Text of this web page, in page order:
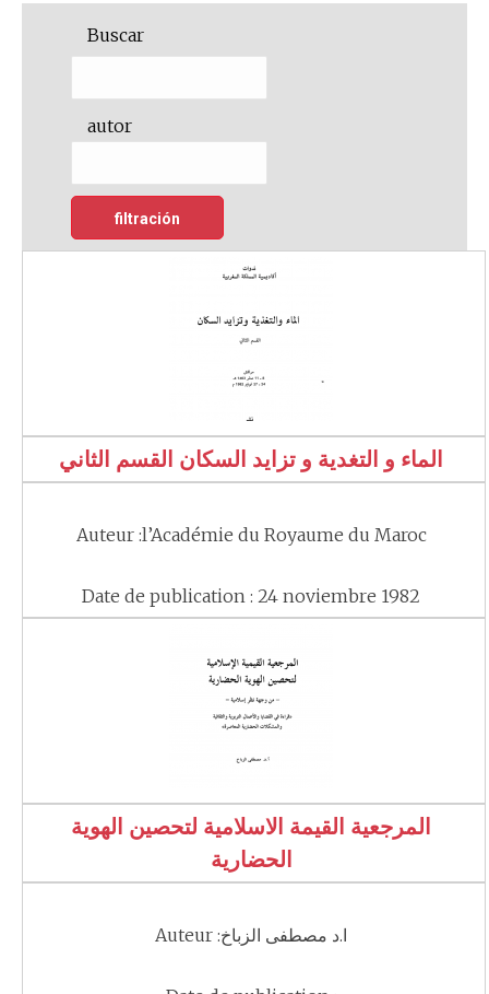
Buscar
autor
الماء و التغدية و تزايد السكان القسم الثاني
Auteur :l’Académie du Royaume du Maroc
Date de publication : 24 noviembre 1982
المرجعية القيمة الاسلامية لتحصين الهوية
الحضارية
Auteur :ا.د مصطفى الزباخ